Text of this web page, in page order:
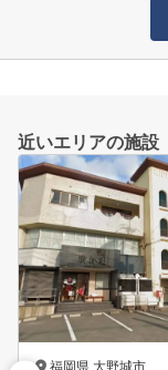
近いエリアの施設
福岡県 大野城市